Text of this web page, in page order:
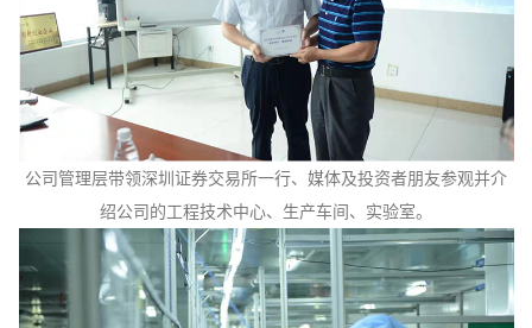
公司管理层带领深圳证券交易所一行、媒体及投资者朋友参观并介
绍公司的工程技术中心、生产车间、实验室。